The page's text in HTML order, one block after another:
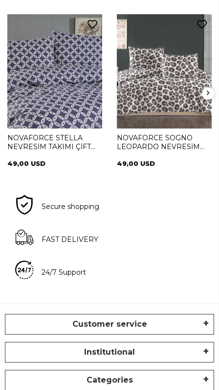
NOVAFORCE STELLA
NEVRESİM TAKIMI ÇİFT
49,00 USD
NOVAFORCE SOGNO
LEOPARDO NEVRESİM
49,00 USD
Secure shopping
FAST DELIVERY
24/7 Support
Customer service
Institutional
Categories